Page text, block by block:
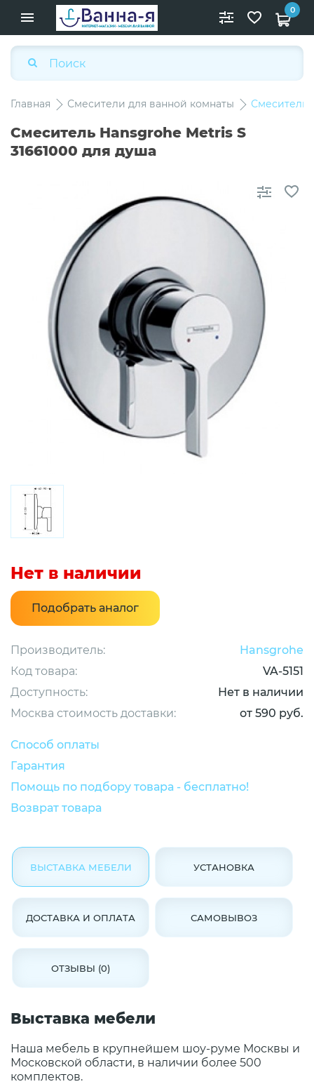
0
Главная Смесители для ванной комнаты Смеситель
Смеситель Hansgrohe Metris S
31661000 для душа
Нет в наличии
Подобрать аналог
Производитель:
Hansgrohe
Код товара:
VA-5151
Доступность:
Нет в наличии
Москва стоимость доставки:
от 590 руб.
Способ оплаты
Гарантия
Помощь по подбору товара - бесплатно!
Возврат товара
ВЫСТАВКА МЕБЕЛИ УСТАНОВКА
ДОСТАВКА И ОПЛАТА САМОВЫВОЗ
ОТЗЫВЫ (0)
Выставка мебели
Наша мебель в крупнейшем шоу-руме Москвы и
Московской области, в наличии более 500
комплектов.